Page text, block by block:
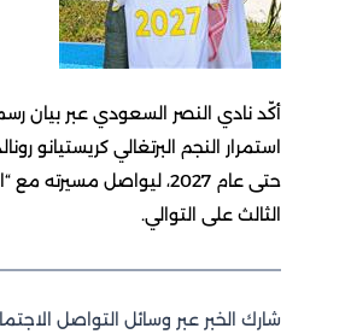
أكّد نادي النصر السعودي عبر بيان
استمرار النجم البرتغالي كريستيانو
حتى عام 2027، ليواصل مسيرته
الثالث على التوالي.
شارك الخبر عبر وسائل التواصل